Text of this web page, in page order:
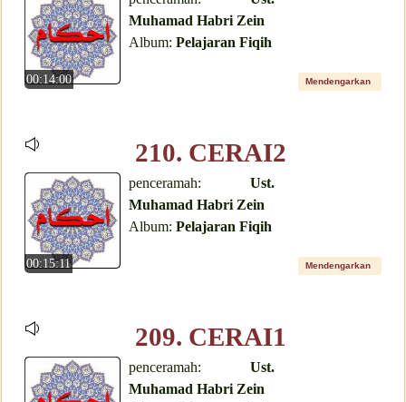
00:14:00
Muhamad Habri Zein
Album: Pelajaran Fiqih
Mendengarkan
210. CERAI2
00:15:11
penceramah: Ust.
Muhamad Habri Zein
Album: Pelajaran Fiqih
Mendengarkan
209. CERAI1
penceramah: Ust.
Muhamad Habri Zein